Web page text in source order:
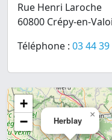
Rue Henri Laroche
60800 Crépy-en-
Téléphone : 03 44
Herblay
×
+
−